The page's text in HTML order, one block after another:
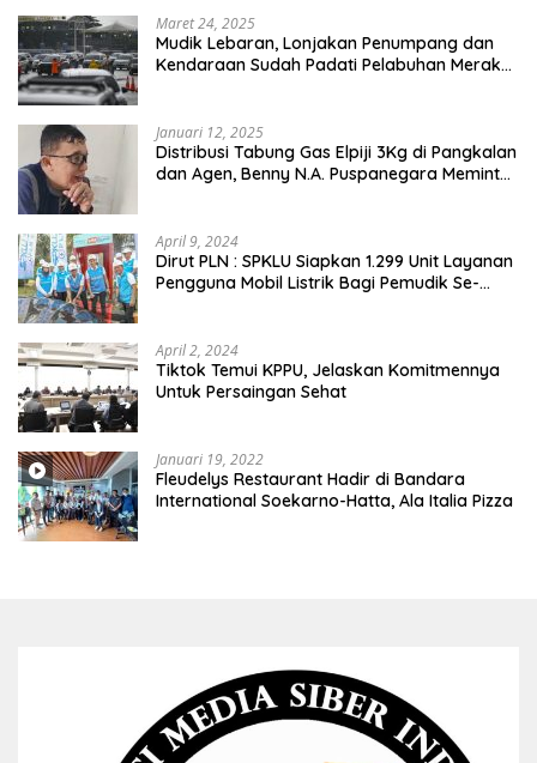
Maret 24, 2025
Mudik Lebaran, Lonjakan Penumpang dan
Kendaraan Sudah Padati Pelabuhan Merak
Januari 12, 2025
Distribusi Tabung Gas Elpiji 3Kg di Pangkalan
dan Agen, Benny N.A. Puspanegara Meminta
April 9, 2024
Dirut PLN : SPKLU Siapkan 1.299 Unit Layanan
Pengguna Mobil Listrik Bagi Pemudik Se-
April 2, 2024
Tiktok Temui KPPU, Jelaskan Komitmennya
Untuk Persaingan Sehat
Januari 19, 2022
Fleudelys Restaurant Hadir di Bandara
International Soekarno-Hatta, Ala Italia Pizza